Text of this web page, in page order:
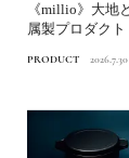
《millio》大地
属製プロダク
PRODUCT 2026.7.30